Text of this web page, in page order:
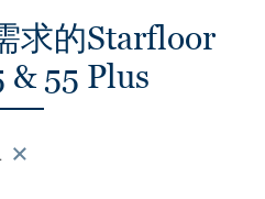
求的Starfloor
& 55 Plus